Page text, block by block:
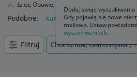
Odzież, Obuwie, Dodatki
Podobne: kurtka kurtka płaszcz
Filtruj Chocianów, Dolnośląskie,
Dodaj swoje wyszukiwania
Gdy pojawią się nowe
mailowo. Ustaw
wyszukiwaniach.